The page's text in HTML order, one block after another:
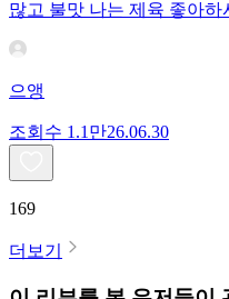
많고 불맛 나는 제육 좋아
으앵
조회수 1.1만26.06.30
169
더보기